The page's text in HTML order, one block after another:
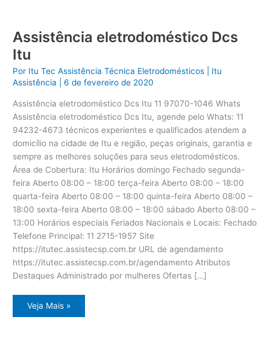
Assistência eletrodoméstico Dcs
Itu
Por Itu Tec Assistência Técnica Eletrodomésticos
Itu
Assistência |6 de fevereiro de 2020
Assistência eletrodoméstico Dcs Itu 11 97070-1046 Whats
Assistência eletrodoméstico Dcs Itu, agende pelo Whats: 11
94232-4673 técnicos experientes e qualificados atendem a
domicílio na cidade de Itu e região, peças originais, garantia e
sempre as melhores soluções para seus eletrodomésticos.
Área de Cobertura: Itu Horários domingo Fechado segunda-
feira Aberto 08:00 – 18:00 terça-feira Aberto 08:00 – 18:00
quarta-feira Aberto 08:00 – 18:00 quinta-feira Aberto 08:00 –
18:00 sexta-feira Aberto 08:00 – 18:00 sábado Aberto 08:00 –
13:00 Horários especiais Feriados Nacionais e Locais: Fechado
Telefone Principal: 11 2715-1957 Site
https://itutec.assistecsp.com.br URL de agendamento
https://itutec.assistecsp.com.br/agendamento Atributos
Destaques Administrado por mulheres Ofertas […]
Assistência
eletrodoméstico
Veja Mais »